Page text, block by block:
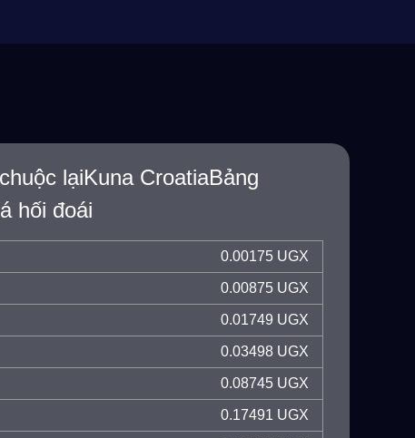
lạiKuna CroatiaBảng
hối đoái
0.00175 UGX
0.00875 UGX
0.01749 UGX
0.03498 UGX
0.08745 UGX
0.17491 UGX